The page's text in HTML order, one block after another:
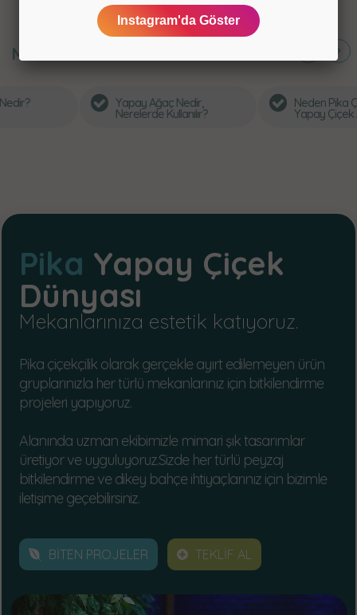
MERAK
Yapay Ağaç Nedir,
Nerelerde Kullanılır?
Neden Pika Çiçek’ten
Yapay Çiçek Almalısınız?
Pika Yapay Çiçek
Dünyası
Mekanlarınıza estetik katıyoruz.
Pika çiçekçilik olarak gerçekle ayırt edilemeyen ürün
gruplarınızla her türlü mekanlarınız için bitkilendirme
projeleri yapıyoruz.
Alanında uzman ekibimizle mimari şık tasarımlar
üretiyor ve uyguluyoruz.Sizde her türlü peyzaj
bitkilendirme ve dikey bahçe ihtiyaçlarınız için bizimle
iletişime geçebilirsiniz.
BİTEN PROJELER TEKLİF AL
Instagram'da Göster